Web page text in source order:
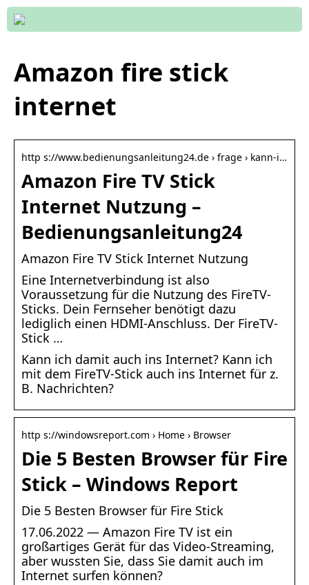
Amazon fire stick
internet
http s://www.bedienungsanleitung24.de › frage › kann-i…
Amazon Fire TV Stick
Internet Nutzung –
Bedienungsanleitung24
Amazon Fire TV Stick Internet Nutzung
Eine Internetverbindung ist also
Voraussetzung für die Nutzung des FireTV-
Sticks. Dein Fernseher benötigt dazu
lediglich einen HDMI-Anschluss. Der FireTV-
Stick …
Kann ich damit auch ins Internet? Kann ich
mit dem FireTV-Stick auch ins Internet für z.
B. Nachrichten?
http s://windowsreport.com › Home › Browser
Die 5 Besten Browser für Fire
Stick – Windows Report
Die 5 Besten Browser für Fire Stick
17.06.2022 — Amazon Fire TV ist ein
großartiges Gerät für das Video-Streaming,
aber wussten Sie, dass Sie damit auch im
Internet surfen können?